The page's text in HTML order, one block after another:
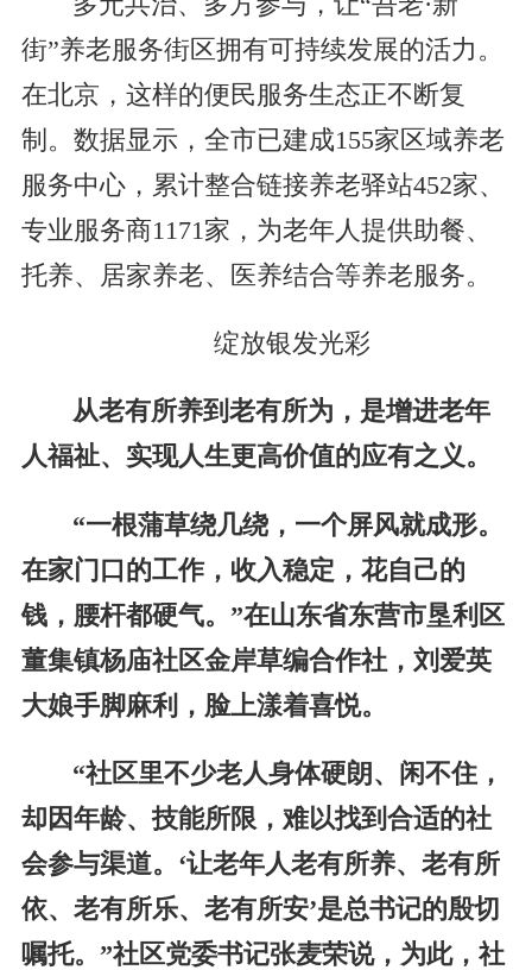
街”养老服务街区拥有可持续发展的活力。
在北京，这样的便民服务生态正不断复
制。数据显示，全市已建成155家区域养老
服务中心，累计整合链接养老驿站452家、
专业服务商1171家，为老年人提供助餐、
托养、居家养老、医养结合等养老服务。
绽放银发光彩
从老有所养到老有所为，是增进老年
人福祉、实现人生更高价值的应有之义。
“一根蒲草绕几绕，一个屏风就成形。
在家门口的工作，收入稳定，花自己的
钱，腰杆都硬气。”在山东省东营市垦利区
董集镇杨庙社区金岸草编合作社，刘爱英
大娘手脚麻利，脸上漾着喜悦。
“社区里不少老人身体硬朗、闲不住，
却因年龄、技能所限，难以找到合适的社
会参与渠道。‘让老年人老有所养、老有所
依、老有所乐、老有所安’是总书记的殷切
嘱托。”社区党委书记张麦荣说，为此，社